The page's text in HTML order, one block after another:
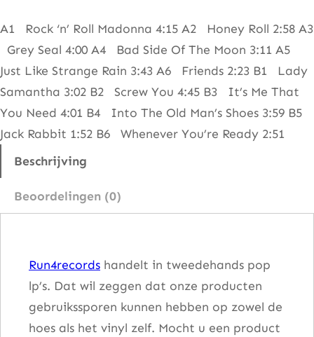
h
–
F
r
o
M
A1 Rock ‘n’ Roll Madonna 4:15 A2 Honey Roll 2:58 A3
Grey Seal 4:00 A4 Bad Side Of The Moon 3:11 A5
Just Like Strange Rain 3:43 A6 Friends 2:23 B1 Lady
Samantha 3:02 B2 Screw You 4:45 B3 It’s Me That
You Need 4:01 B4 Into The Old Man’s Shoes 3:59 B5
Jack Rabbit 1:52 B6 Whenever You’re Ready 2:51
Beschrijving
Beoordelingen (0)
Run4records handelt in tweedehands pop
lp’s. Dat wil zeggen dat onze producten
gebruikssporen kunnen hebben op zowel de
hoes als het vinyl zelf. Mocht u een product